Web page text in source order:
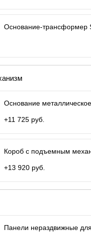
Основание-трансформер
Основание
+11 725 руб.
Короб с подъемным
+13 920 руб.
Панели нераздвижные